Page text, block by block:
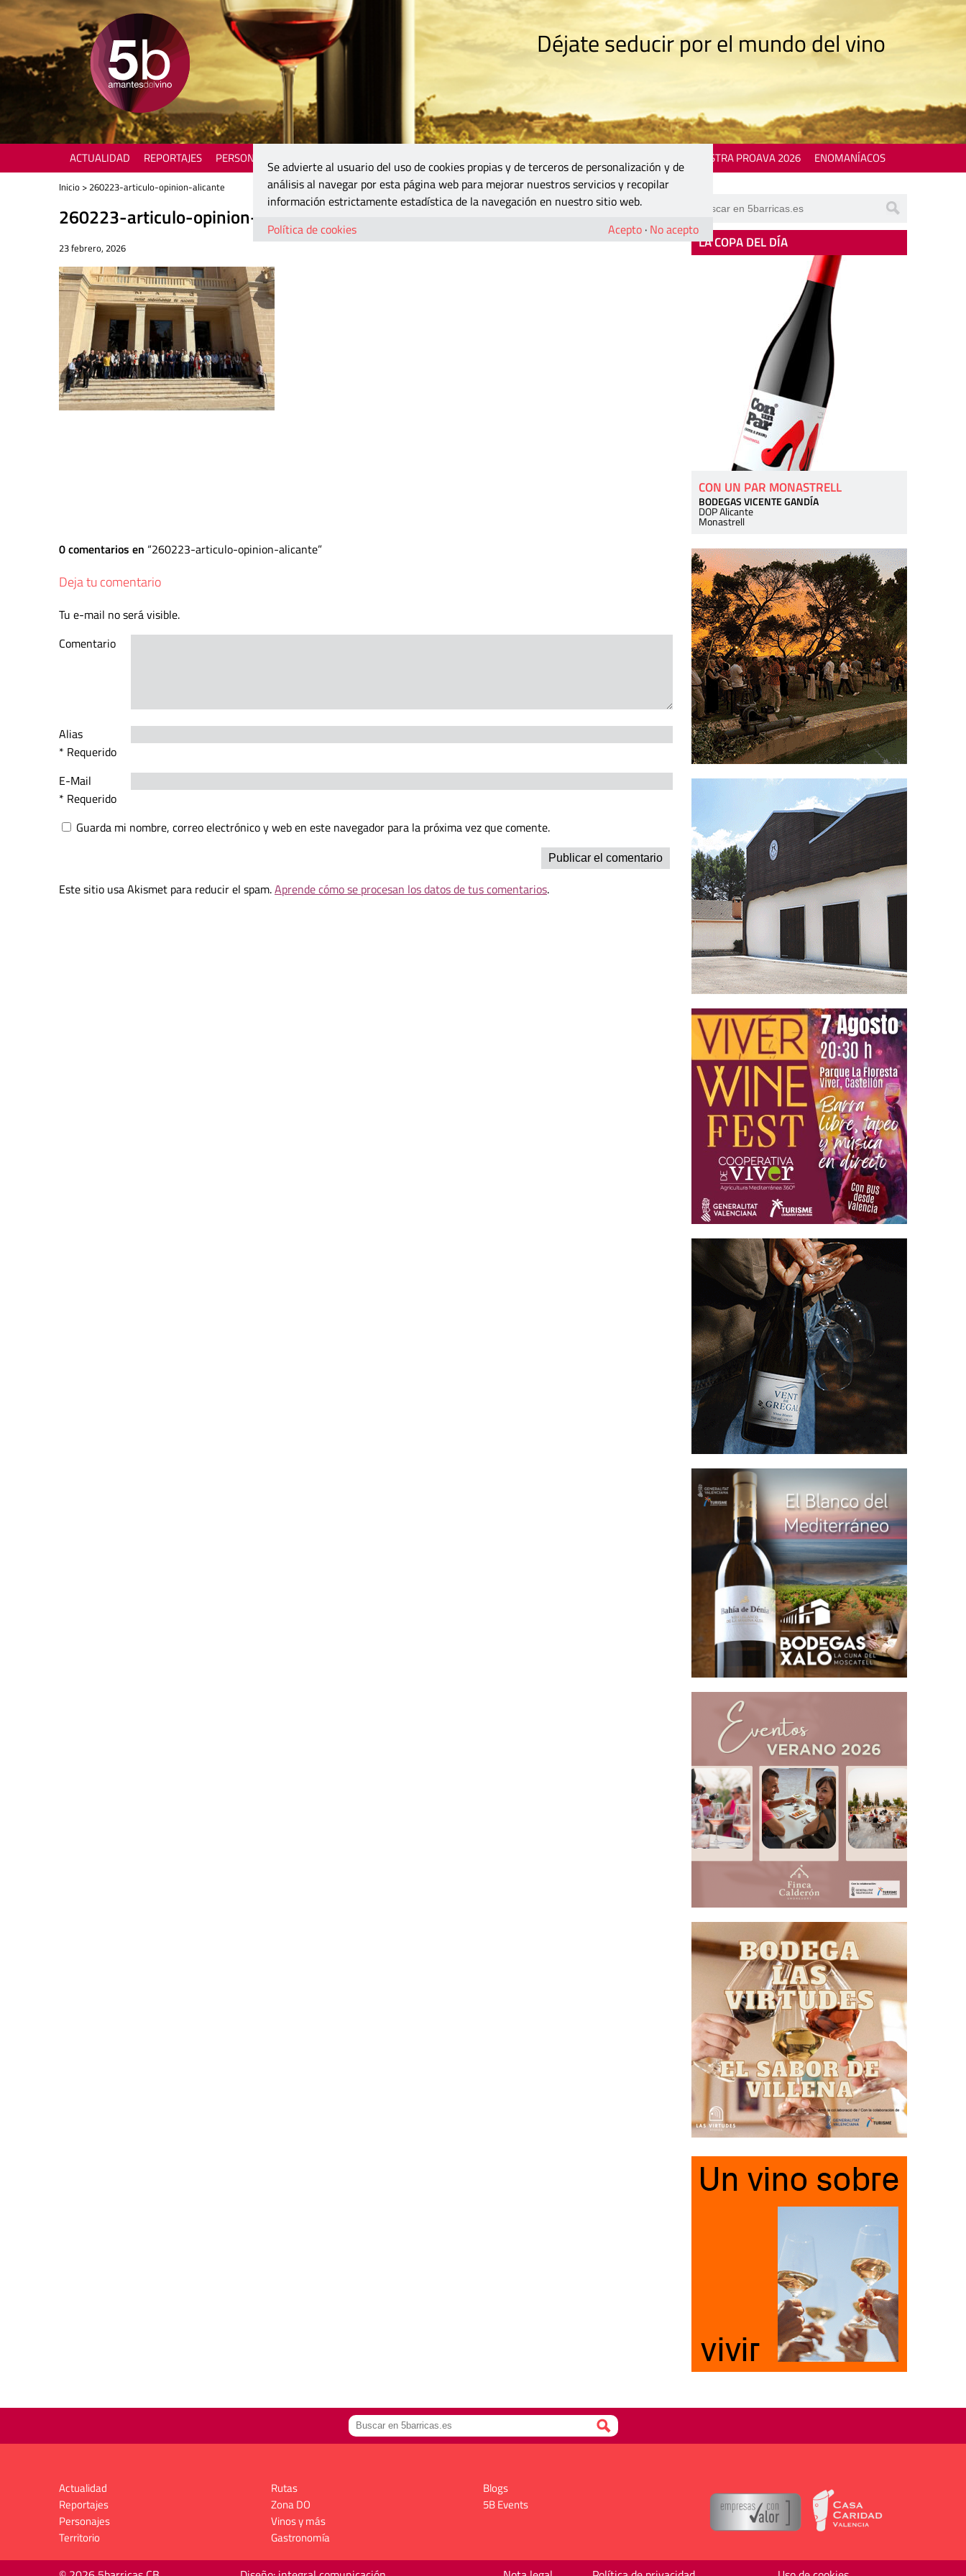
Déjate seducir por el mundo del vino
ACTUALIDAD REPORTAJES PERSONAJES MOSTRA PROAVA 2026 ENOMANÍACOS
Inicio > 260223-articulo-opinion-alicante
260223-articulo-opinion-alicante
23 febrero, 2026
0 comentarios en 260223-articulo-opinion-alicante
Deja tu comentario
Tu e-mail no será visible.
Comentario
Alias
* Requerido
E-Mail
* Requerido
Guarda mi nombre, correo electrónico y web en este navegador para la próxima vez que comente.
Este sitio usa Akismet para reducir el spam.Aprende cómo se procesan los datos de tus comentarios.
LA COPA DEL DÍA
CON UN PAR MONASTRELL
BODEGAS VICENTE GANDÍA
DOP Alicante
Monastrell
Actualidad
Reportajes
Personajes
Territorio
Rutas
Zona DO
Vinos y más
Gastronomía
Blogs
5B Events
Se advierte al usuario del uso de cookies propias y de terceros de personalización y de
análisis al navegar por esta página web para mejorar nuestros servicios y recopilar
información estrictamente estadística de la navegación en nuestro sitio web.
Política de cookies
Acepto · No acepto